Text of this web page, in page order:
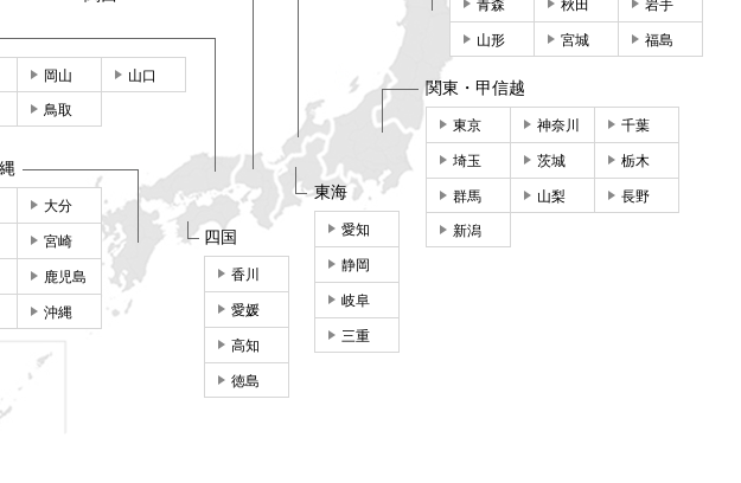
青森 秋田 岩手
山形 宮城 福島
関東・甲信越
東京 神奈川 千葉
埼玉 茨城 栃木
群馬 山梨 長野
新潟
東海
愛知
静岡
岐阜
三重
岡山 山口
鳥取
四国
香川
愛媛
高知
徳島
大分
宮崎
鹿児島
沖縄